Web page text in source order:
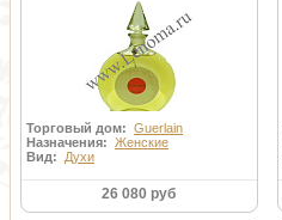
Торговый дом: Guerlain
Назначения: Женские
Вид: Духи
26 080 руб